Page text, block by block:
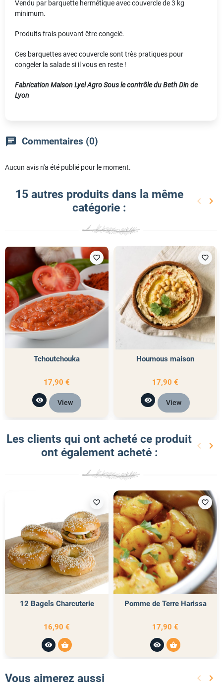
Vendu par barquette hermétique avec couvercle de 3 kg
minimum.
Produits frais pouvant être congelé.
Ces barquettes avec couvercle sont très pratiques pour
congeler la salade si il vous en reste !
Fabrication Maison Lyel Agro Sous le contrôle du Beth Din de
Lyon
chat Commentaires (0)
Aucun avis n'a été publié pour le moment.
15 autres produits dans la même
catégorie :
keyboard_arrow_left keyboard_arrow_right
favorite_border
Tchoutchouka
17,90 €
visibility View
favorite_border
Houmous maison
17,90 €
visibility View
Les clients qui ont acheté ce produit
ont également acheté :
keyboard_arrow_left keyboard_arrow_right
favorite_border
12 Bagels Charcuterie
16,90 €
visibility shopping_basket
favorite_border
Pomme de Terre Harissa
17,90 €
visibility shopping_basket
Vous aimerez aussi keyboard_arrow_left keyboard_arrow_right